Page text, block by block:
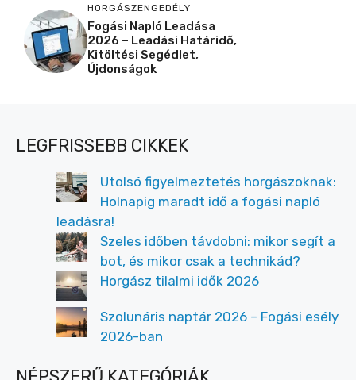
HORGÁSZENGEDÉLY
Fogási Napló Leadása
2026 – Leadási Határidő,
Kitöltési Segédlet,
Újdonságok
LEGFRISSEBB CIKKEK
Utolsó figyelmeztetés horgászoknak:
Holnapig maradt idő a fogási napló
leadásra!
Szeles időben távdobni: mikor segít a
bot, és mikor csak a technikád?
Horgász tilalmi idők 2026
Szolunáris naptár 2026 – Fogási esély
2026-ban